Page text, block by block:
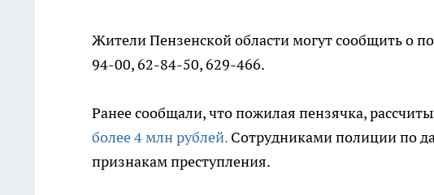
Жители Пензенской области могут сообщить о
94-00, 62-84-50, 629-466.
Ранее сообщали, что пожилая пензячка,
более 4 млн рублей. Сотрудниками полиции по
признакам преступления.